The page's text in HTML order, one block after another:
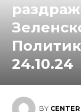
24.10.24
BY